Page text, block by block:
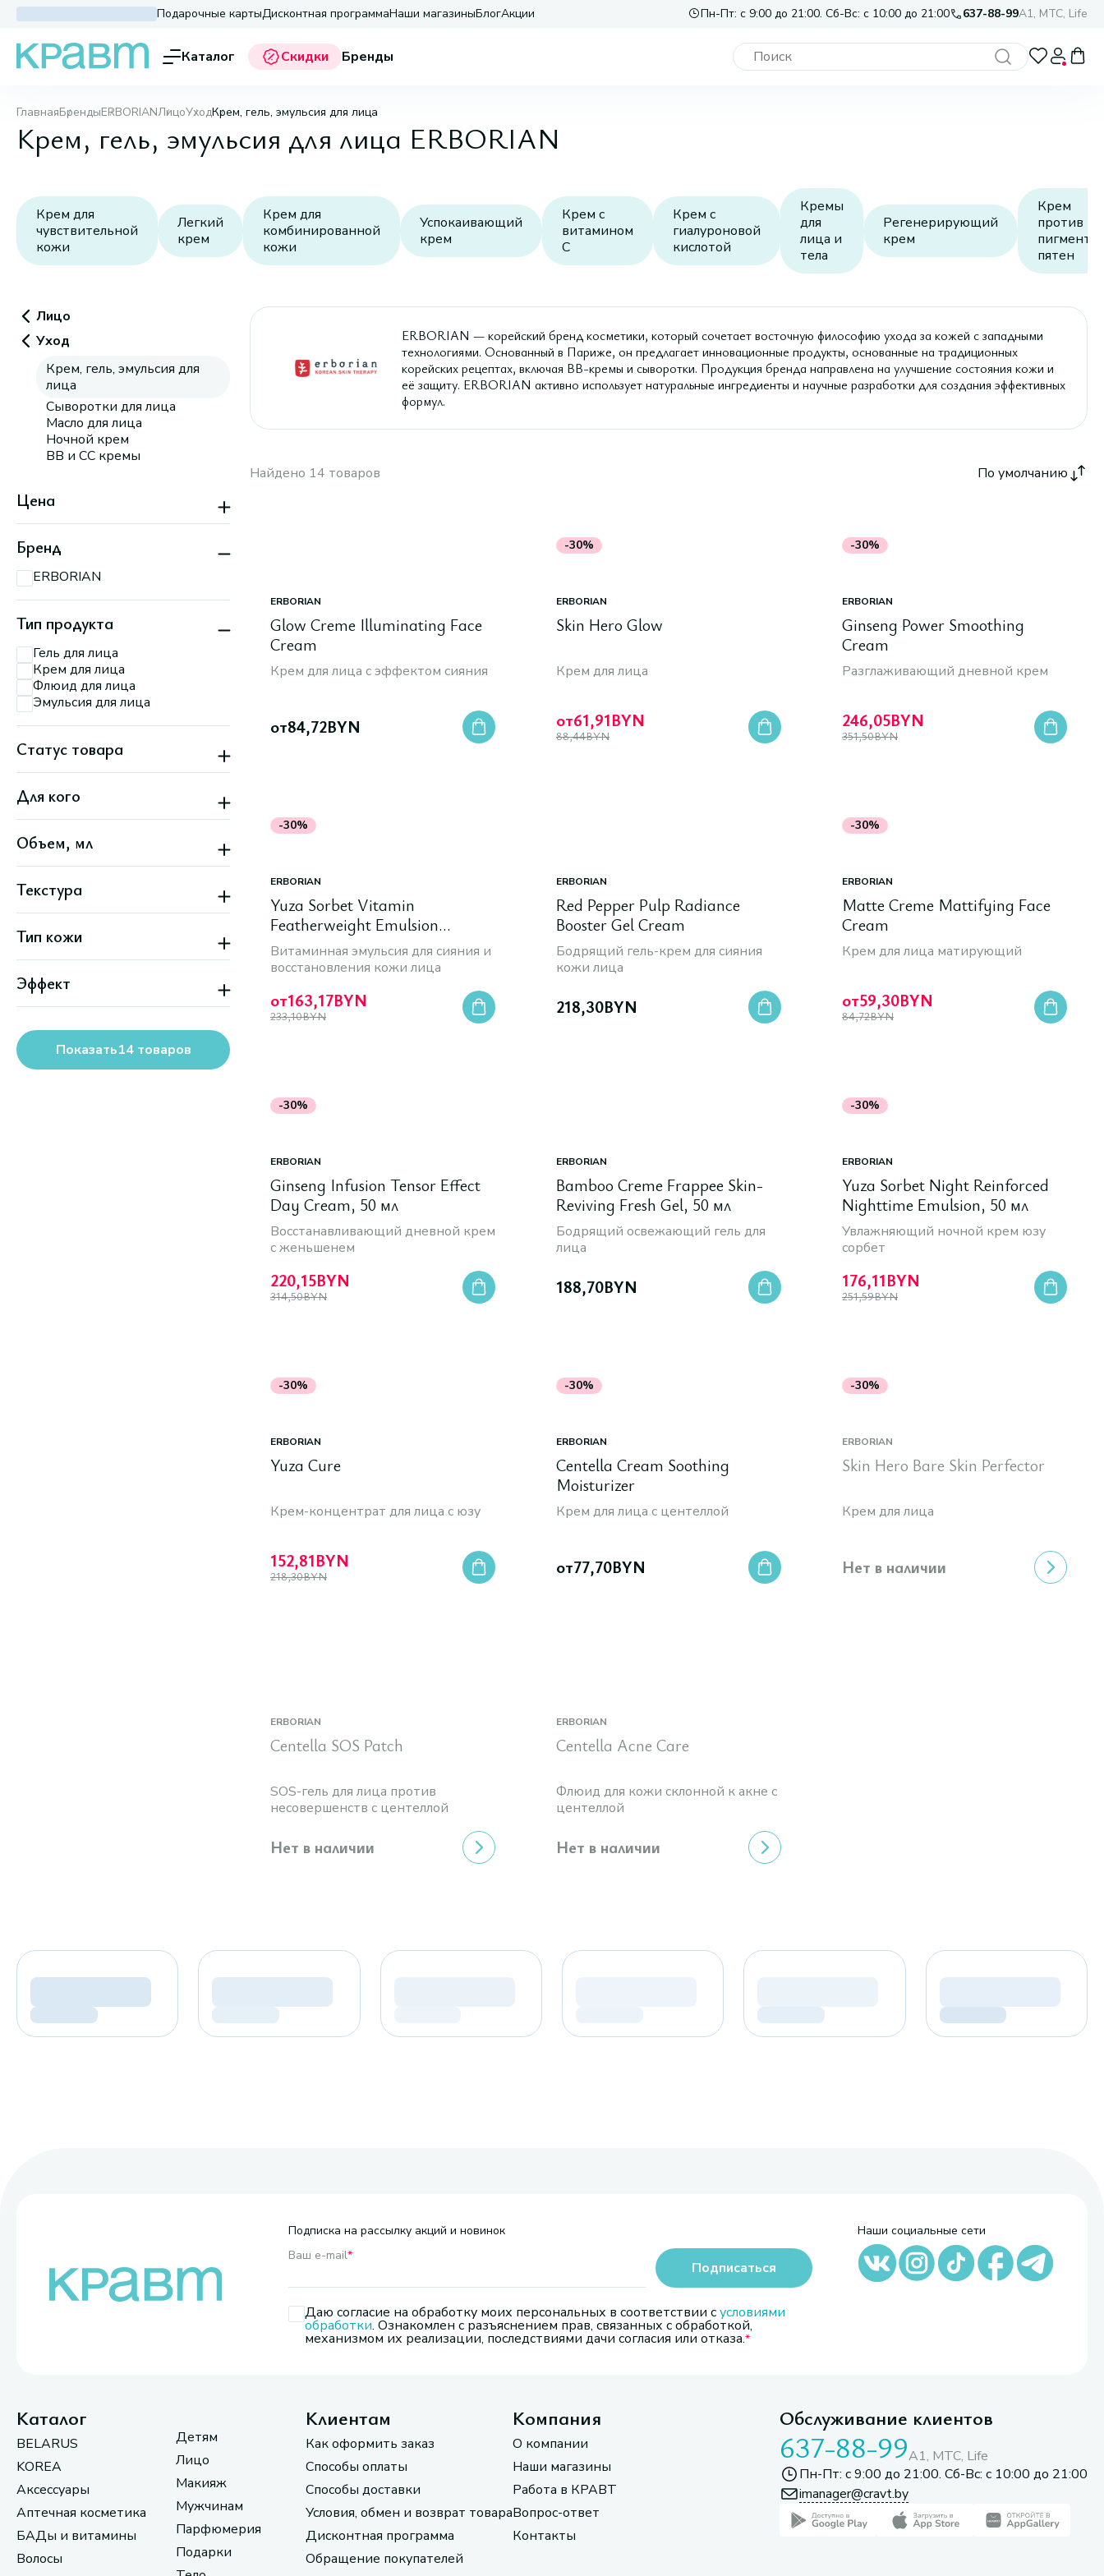
Подарочные картыДисконтная программаНаши магазиныБлогАкции Пн-Пт: с 9:00 до 21:00. Сб-Вс: с 10:00 до 21:00 637-88-99A1, МТС, Life
Каталог Скидки Бренды
ГлавнаяБрендыERBORIANЛицоУходКрем, гель, эмульсия для лица
Крем, гель, эмульсия для лица ERBORIAN
Крем для
чувствительной
кожи
Легкий
крем
Крем для
комбинированной
кожи
Успокаивающий
крем
Крем с
витамином
C
Крем с
гиалуроновой
кислотой
Кремы
для
лица и
тела
Регенерирующий
крем
Крем
против
пятен
Лицо
Уход
Крем, гель, эмульсия для
лица
Сыворотки для лица
Масло для лица
Ночной крем
BB и CC кремы
Цена
Бренд
ERBORIAN
Тип продукта
Гель для лица
Крем для лица
Флюид для лица
Эмульсия для лица
Статус товара
Скидка
Для кого
Женский
Унисекс
Объем, мл
Текстура
Гелевая
Жидкая
Тип кожи
Все типы кожи
Проблемная
С пигментацией
Эффект
Восстановление
Гладкость
Матовый
Показать14 товаров
ERBORIAN — корейский бренд косметики, который сочетает восточную философию ухода за кожей с западными
технологиями. Основанный в Париже, он предлагает инновационные продукты, основанные на традиционных
корейских рецептах, включая BB-кремы и сыворотки. Продукция бренда направлена на улучшение состояния кожи и
её защиту. ERBORIAN активно использует натуральные ингредиенты и научные разработки для создания эффективных
формул.
Найдено 14 товаров По умолчанию
ERBORIAN
Glow Creme Illuminating Face
Cream
Крем для лица с эффектом сияния
от84,72BYN
-30%
ERBORIAN
Skin Hero Glow
Крем для лица
от61,91BYN
88,44BYN
-30%
ERBORIAN
Ginseng Power Smoothing
Cream
Разглаживающий дневной крем
246,05BYN
351,50BYN
-30%
ERBORIAN
Yuza Sorbet Vitamin
Featherweight Emulsion
Radiance And Revitalized Skin
Effect
Витаминная эмульсия для сияния и
восстановления кожи лица
от163,17BYN
233,10BYN
ERBORIAN
Red Pepper Pulp Radiance
Booster Gel Cream
Бодрящий гель-крем для сияния
кожи лица
218,30BYN
-30%
ERBORIAN
Matte Creme Mattifying Face
Cream
Крем для лица матирующий
от59,30BYN
84,72BYN
-30%
ERBORIAN
Ginseng Infusion Tensor Effect
Day Cream, 50 мл
Восстанавливающий дневной крем
с женьшенем
220,15BYN
314,50BYN
ERBORIAN
Bamboo Creme Frappee Skin-
Reviving Fresh Gel, 50 мл
Бодрящий освежающий гель для
лица
188,70BYN
-30%
ERBORIAN
Yuza Sorbet Night Reinforced
Nighttime Emulsion, 50 мл
Увлажняющий ночной крем юзу
сорбет
176,11BYN
251,59BYN
-30%
ERBORIAN
Yuza Cure
Крем-концентрат для лица с юзу
152,81BYN
218,30BYN
-30%
ERBORIAN
Centella Cream Soothing
Moisturizer
Крем для лица c центеллой
от77,70BYN
-30%
ERBORIAN
Skin Hero Bare Skin Perfector
Крем для лица
Нет в наличии
ERBORIAN
Centella SOS Patch
SOS-гель для лица против
несовершенств с центеллой
Нет в наличии
ERBORIAN
Centella Acne Care
Флюид для кожи склонной к акне с
центеллой
Нет в наличии
Подписка на рассылку акций и новинок
Ваш e-mail*
Даю согласие на обработку моих персональных в соответствии сусловиями
обработки. Ознакомлен с разъяснением прав, связанных с обработкой,
механизмом их реализации, последствиями дачи согласия или отказа.
Подписаться
Наши социальные сети
Каталог
BELARUS
KOREA
Аксессуары
Аптечная косметика
БАДы и витамины
Волосы
Детям
Лицо
Макияж
Мужчинам
Парфюмерия
Подарки
Клиентам
Как оформить заказ
Способы оплаты
Способы доставки
Условия, обмен и возврат товара
Дисконтная программа
Обращение покупателей
Компания
О компании
Наши магазины
Работа в КРАВТ
Вопрос-ответ
Контакты
Обслуживание клиентов
637-88-99A1, МТС, Life
Пн-Пт: с 9:00 до 21:00. Сб-Вс: с 10:00 до 21:00
imanager@cravt.by